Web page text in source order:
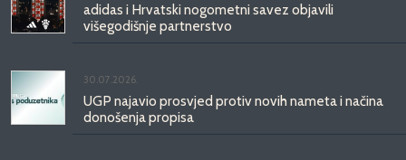
adidas i Hrvatski nogometni savez objavili
višegodišnje partnerstvo
30.07.2026.
UGP najavio prosvjed protiv novih nameta i načina
donošenja propisa